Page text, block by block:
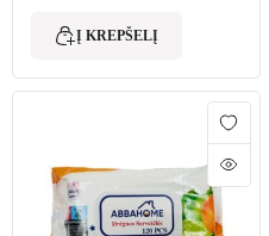
Į KREPŠELĮ